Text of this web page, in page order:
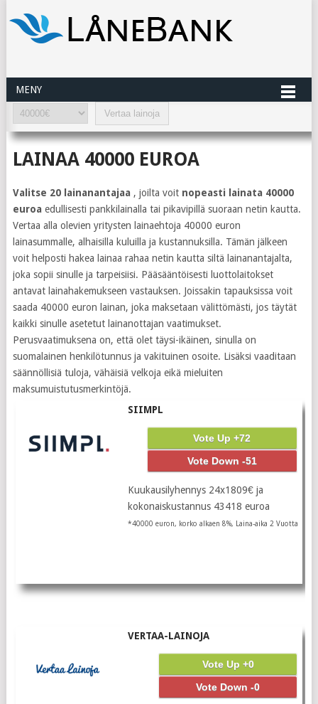
MENY
LAINAA 40000 EUROA
Valitse 20 lainanantajaa , joilta voit nopeasti lainata 40000
euroa edullisesti pankkilainalla tai pikavipillä suoraan netin kautta.
Vertaa alla olevien yritysten lainaehtoja 40000 euron
lainasummalle, alhaisilla kuluilla ja kustannuksilla. Tämän jälkeen
voit helposti hakea lainaa rahaa netin kautta siltä lainanantajalta,
joka sopii sinulle ja tarpeisiisi. Pääsääntöisesti luottolaitokset
antavat lainahakemukseen vastauksen. Joissakin tapauksissa voit
saada 40000 euron lainan, joka maksetaan välittömästi, jos täytät
kaikki sinulle asetetut lainanottajan vaatimukset.
Perusvaatimuksena on, että olet täysi-ikäinen, sinulla on
suomalainen henkilötunnus ja vakituinen osoite. Lisäksi vaaditaan
säännöllisiä tuloja, vähäisiä velkoja eikä mieluiten
maksumuistutusmerkintöjä.
SIIMPL
Vote Up +72
Vote Down -51
Kuukausilyhennys 24x1809€ ja
kokonaiskustannus 43418 euroa
*40000 euron, korko alkaen 8%, Laina-aika 2 Vuotta
VERTAA-LAINOJA
Vote Up +0
Vote Down -0